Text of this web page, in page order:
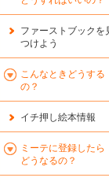
ファーストブックを
つけよう
こんなときどうする
の？
イチ押し絵本情報
ミーテに登録したら
どうなるの？